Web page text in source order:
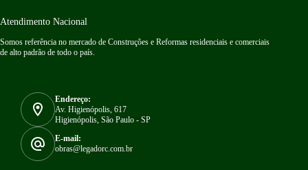
Atendimento Nacional
Somos referência no mercado de Construções e Reformas residenciais e comerciais
de alto padrão de todo o país.
Endereço:
Av. Higienópolis, 617
Higienópolis, São Paulo - SP
E-mail:
obras@legadorc.com.br